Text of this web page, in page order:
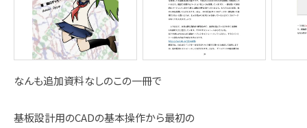
なんも追加資料なしのこの一冊で
基板設計用のCADの基本操作から最初の